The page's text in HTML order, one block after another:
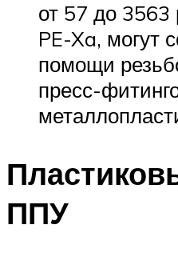
от 57 до 3563
PE-Xa, могут
помощи
пресс-
ППУ